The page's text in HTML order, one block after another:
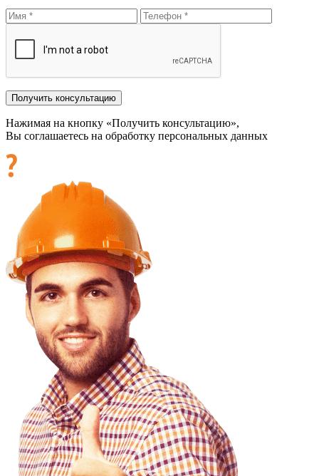
Нажимая на кнопку «Получить консультацию»,
Вы соглашаетесь на обработку персональных данных